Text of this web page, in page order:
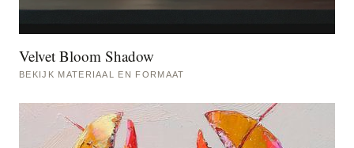
Velvet Bloom Shadow
BEKIJK MATERIAAL EN FORMAAT